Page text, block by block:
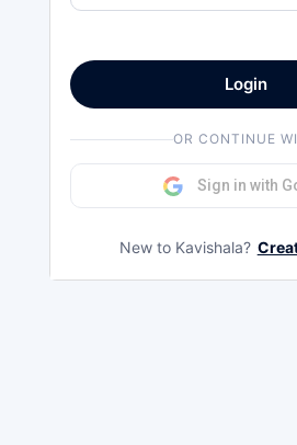
Login
OR CONTINUE
Sign in with
New to Kavishala?